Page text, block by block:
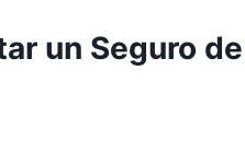
un Seguro de